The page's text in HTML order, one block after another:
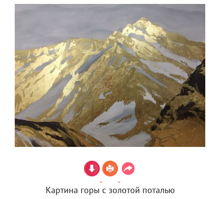
Картина горы с золотой поталью